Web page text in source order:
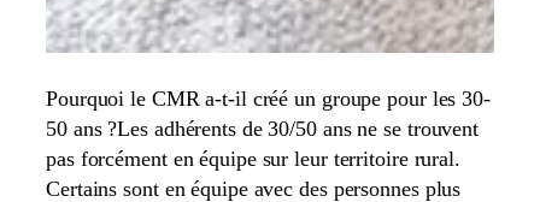
Pourquoi le CMR a-t-il créé un groupe pour les 30-
50 ans ?Les adhérents de 30/50 ans ne se trouvent
pas forcément en équipe sur leur territoire rural.
Certains sont en équipe avec des personnes plus